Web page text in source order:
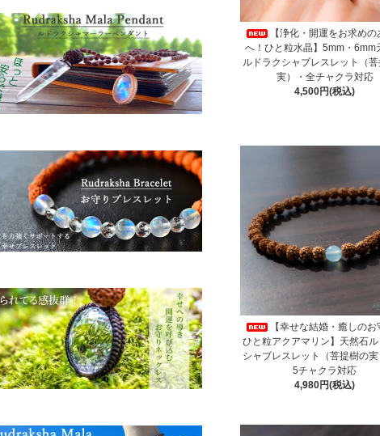
【浄化・開運をお求めの
へ！ひと粒水晶】5mm・6mm
ルドラクシャブレスレット（
実）・全チャクラ対応
4,500円(税込)
【幸せな結婚・癒しのお
ひと粒アクアマリン】天然石ル
シャブレスレット（菩提樹の
5チャクラ対応
4,980円(税込)